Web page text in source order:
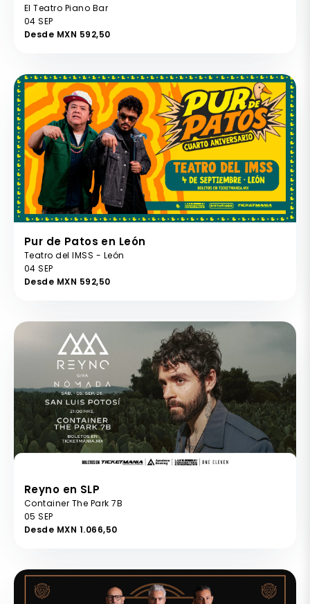
El Teatro Piano Bar
04 SEP
Desde MXN 592,50
Pur de Patos en León
Teatro del IMSS - León
04 SEP
Desde MXN 592,50
Reyno en SLP
Container The Park 7B
05 SEP
Desde MXN 1.066,50